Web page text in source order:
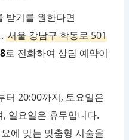
받기를 원한다면
.서울 강남구 학동로 501
로 전화하여 상담 예약이
터 20:00까지, 토요일은
일요일은 휴무입니다.
에 맞는 맞춤형 시술을